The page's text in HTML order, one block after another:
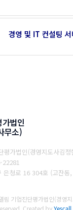
경영 및 IT 컨설팅 서
법인
무소)
평가법인(경영지도사김
22281
청로 16 304호 (고잔동
기업진단평가법인(경영
Created by